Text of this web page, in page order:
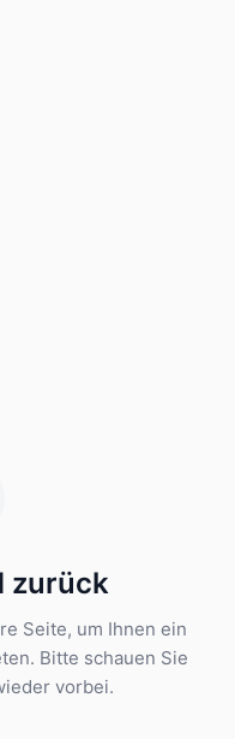
zurück
Seite, um Ihnen ein
Bitte schauen Sie
vorbei.